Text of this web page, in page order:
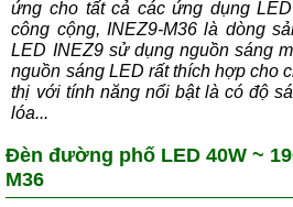
ứng cho tất cả các ứng dụng
công cộng, INEZ9-M36 là dòng
LED INEZ9 sử dụng nguồn sáng
nguồn sáng LED rất thích hợp cho
thị với tính năng nổi bật là có độ
lóa...
Đèn đường phố LED 40W ~
M36